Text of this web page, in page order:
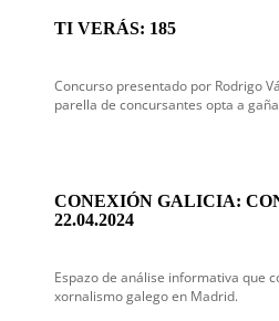
TI VERÁS: 185
Concurso presentado por Rodrigo
parella de concursantes opta a
CONEXIÓN GALICIA:
22.04.2024
Espazo de análise informativa que
xornalismo galego en Madrid.